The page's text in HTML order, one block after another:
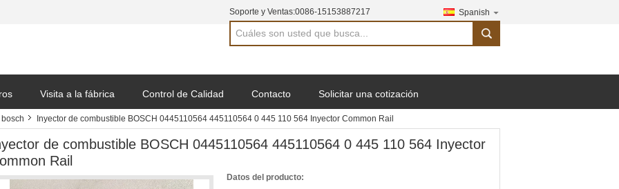
Soporte y Ventas:0086-15153887217 Spanish
search
Visita a la fábrica Control de Calidad Contacto Solicitar una cotización
Inyector de combustible BOSCH 0445110564 445110564 0 445 110 564 Inyector Common Rail
de combustible BOSCH 0445110564 445110564 0 445 110 564 Inyector
Rail
Datos del producto: